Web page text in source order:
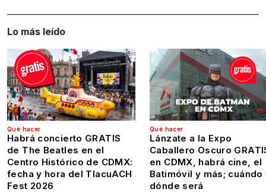
Lo más leído
Qué hacer
Habrá concierto GRATIS
de The Beatles en el
Centro Histórico de CDMX:
fecha y hora del TlacuACH
Fest 2026
Qué hacer
Lánzate a la Expo
Caballero Oscuro
en CDMX, habrá cine, el
Batimóvil y más; cuándo
dónde será